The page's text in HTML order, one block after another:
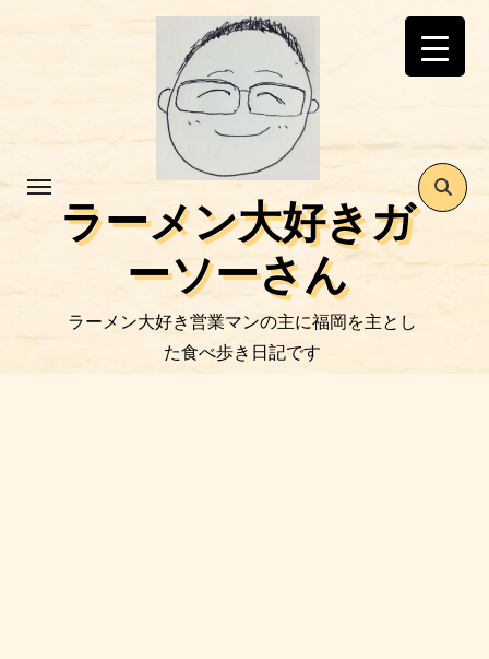
ラーメン大好きガ
ーソーさん
ラーメン大好き営業マンの主に福岡を主とし
た食べ歩き日記です